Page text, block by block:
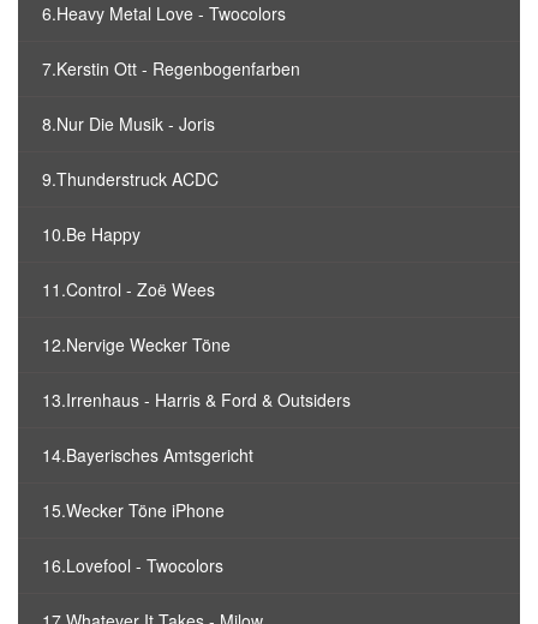
6.Heavy Metal Love - Twocolors
7.Kerstin Ott - Regenbogenfarben
8.Nur Die Musik - Joris
9.Thunderstruck ACDC
10.Be Happy
11.Control - Zoë Wees
12.Nervige Wecker Töne
13.Irrenhaus - Harris & Ford & Outsiders
14.Bayerisches Amtsgericht
15.Wecker Töne iPhone
16.Lovefool - Twocolors